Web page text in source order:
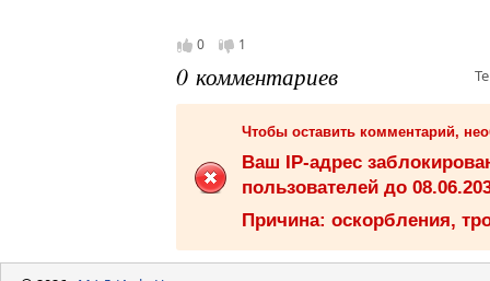
0 1
0 комментариев
Чтобы оставить комментарий,
Ваш IP-адрес
пользователей до
Причина: оскорбления,